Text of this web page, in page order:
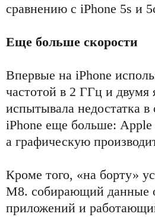
сравнению с iPhone 5s и
Еще больше скорости
Впервые на iPhone
частотой в 2 ГГц и
испытывала недостатка
iPhone еще больше: Apple
а графическую
Кроме того, «на борту»
М8. собирающий данные
приложений и